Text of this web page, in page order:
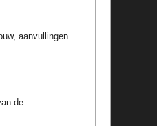
aanvullingen
de